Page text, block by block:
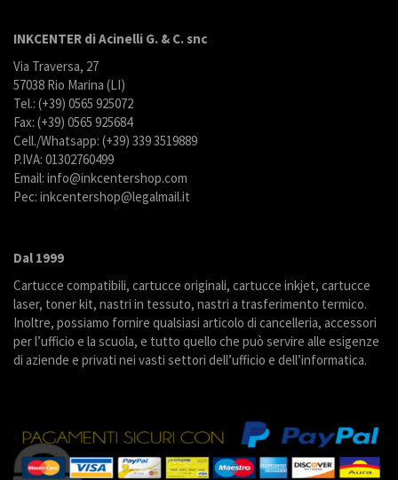
INKCENTER di Acinelli G. & C. snc
Via Traversa, 27
57038 Rio Marina (LI)
Tel.: (+39) 0565 925072
Fax: (+39) 0565 925684
Cell./Whatsapp: (+39) 339 3519889
P.IVA: 01302760499
Email: info@inkcentershop.com
Pec: inkcentershop@legalmail.it
Dal 1999
Cartucce compatibili, cartucce originali, cartucce inkjet, cartucce
laser, toner kit, nastri in tessuto, nastri a trasferimento termico.
Inoltre, possiamo fornire qualsiasi articolo di cancelleria, accessori
per l’ufficio e la scuola, e tutto quello che può servire alle esigenze
di aziende e privati nei vasti settori dell’ufficio e dell’informatica.